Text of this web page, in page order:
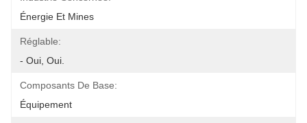
Énergie Et Mines
Réglable:
- Oui, Oui.
Composants De Base:
Équipement